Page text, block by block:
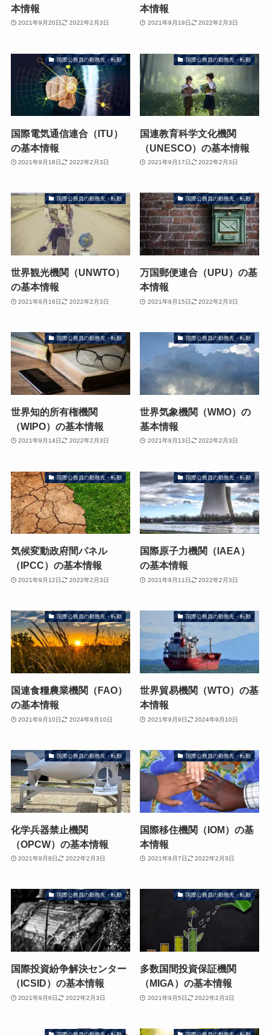
本情報
2021年9月20日 2022年2月3日
本情報
2021年9月19日 2022年2月3日
国際公務員の勤務先・転勤
国際電気通信連合（ITU）
の基本情報
2021年9月18日 2022年2月3日
国際公務員の勤務先・転勤
国連教育科学文化機関
（UNESCO）の基本情報
2021年9月17日 2022年2月3日
国際公務員の勤務先・転勤
世界観光機関（UNWTO）
の基本情報
2021年9月16日 2022年2月3日
国際公務員の勤務先・転勤
万国郵便連合（UPU）の基
本情報
2021年9月15日 2022年2月3日
国際公務員の勤務先・転勤
世界知的所有権機関
（WIPO）の基本情報
2021年9月14日 2022年2月3日
国際公務員の勤務先・転勤
世界気象機関（WMO）の
基本情報
2021年9月13日 2022年2月3日
国際公務員の勤務先・転勤
気候変動政府間パネル
（IPCC）の基本情報
2021年9月12日 2022年2月3日
国際公務員の勤務先・転勤
国際原子力機関（IAEA）
の基本情報
2021年9月11日 2022年2月3日
国際公務員の勤務先・転勤
国連食糧農業機関（FAO）
の基本情報
2021年9月10日 2024年9月10日
国際公務員の勤務先・転勤
世界貿易機関（WTO）の基
本情報
2021年9月9日 2024年9月10日
国際公務員の勤務先・転勤
化学兵器禁止機関
（OPCW）の基本情報
2021年9月8日 2022年2月3日
国際公務員の勤務先・転勤
国際移住機関（IOM）の基
本情報
2021年9月7日 2022年2月3日
国際公務員の勤務先・転勤
国際投資紛争解決センター
（ICSID）の基本情報
2021年9月6日 2022年2月3日
国際公務員の勤務先・転勤
多数国間投資保証機関
（MIGA）の基本情報
2021年9月5日 2022年2月3日